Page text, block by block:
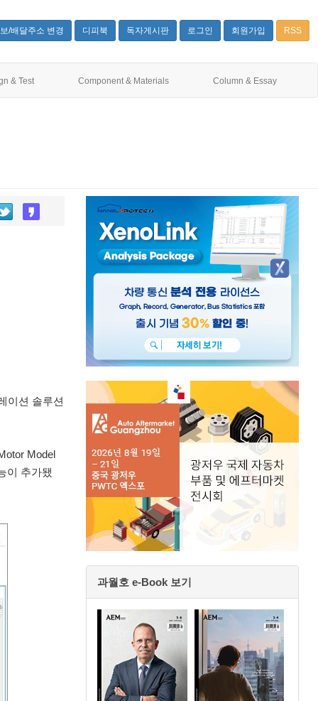
/배달주소 변경 디피북 독자게시판 로그인 회원가입 RSS
& Test Component & Materials Column & Essay
이션 솔루션
Model
이 추가됐
과월호 e-Book 보기